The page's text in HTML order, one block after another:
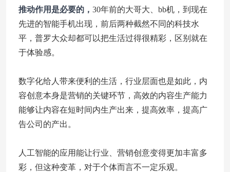
推动作用是必要的， 30年前的大哥大、bb机，到现在
先进的智能手机出现，前后两种截然不同的科技水
平，普罗大众却都可以把生活过得很精彩，区别就在
于体验感。
数字化给人带来便利的生活，行业层面也是如此，内
容创意本身是营销的关键环节，高效的内容生产能力
能够让内容在短时间内生产出来，提高效率，提高广
告公司的产出。
人工智能的应用能让行业、营销创意变得更加丰富多
彩，但这种变革，对于个体而言不一定乐观。